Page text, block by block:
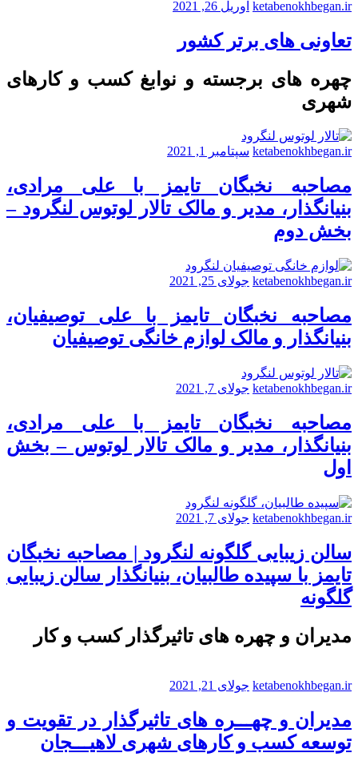
ketabenokhbegan.ir آوریل 26, 2021
تعاونی های برتر کشور
چهره های برجسته و نوابغ کسب و کارهای
شهری
ketabenokhbegan.ir سپتامبر 1, 2021
مصاحبه نخبگان تایمز با علی مرادی،
بنیانگذار، مدیر و مالک تالار لوتوس لنگرود –
بخش دوم
ketabenokhbegan.ir جولای 25, 2021
مصاحبه نخبگان تایمز با علی توصیفیان،
بنیانگذار و مالک لوازم خانگی توصیفیان
ketabenokhbegan.ir جولای 7, 2021
مصاحبه نخبگان تایمز با علی مرادی،
بنیانگذار، مدیر و مالک تالار لوتوس – بخش
اول
ketabenokhbegan.ir جولای 7, 2021
سالن زیبایی گلگونه لنگرود | مصاحبه نخبگان
تایمز با سپیده طالبیان، بنیانگذار سالن زیبایی
گلگونه
مدیران و چهره های تاثیرگذار کسب و کار
ketabenokhbegan.ir جولای 21, 2021
مدیران و چهـــره های تاثیرگذار در تقویت و
توسعه کسب و کارهای شهری لاهیـــجان